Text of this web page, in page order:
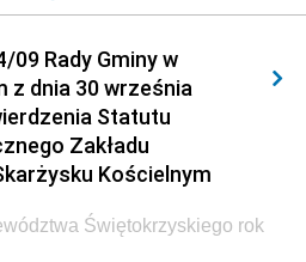
Spraw Wewnętrznych i
Transportu
Budownictwa
Nauki i Szkolnictwa
09 Rady Gminy w
z dnia 30 września
Statutu
Zakładu
Kościelnym
Świętokrzyskiego rok